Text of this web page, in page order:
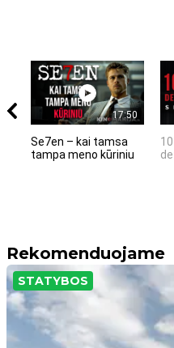
17:50
Se7en – kai tamsa
tampa meno kūriniu
Rekomenduojame
STATYBOS